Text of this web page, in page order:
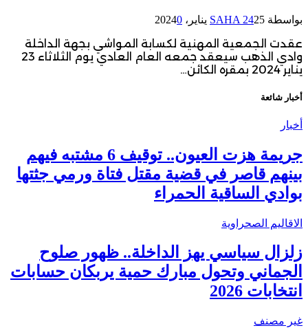
بواسطة SAHA 2425 يناير، 2024 0
عقدت الجمعية المهنية لكسابة المواشي بجهة الداخلة
وادي الذهب سيعقد جمعه العام العادي يوم الثلاثاء 23
يناير 2024 بمقره الكائن…
أخبار شائعة
أخبار
جريمة هزت العيون.. توقيف 6 مشتبه فيهم
بينهم قاصر في قضية مقتل فتاة ورمي جثتها
بوادي الساقية الحمراء
الاقاليم الصحراوية
زلزال سياسي يهز الداخلة.. ظهور صلوح
الجماني وتحول مبارك حمية يربكان حسابات
انتخابات 2026
غير مصنف